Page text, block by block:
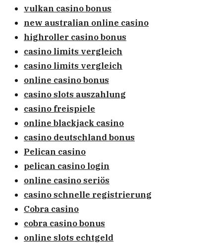
vulkan casino bonus
new australian online casino
highroller casino bonus
casino limits vergleich
casino limits vergleich
online casino bonus
casino slots auszahlung
casino freispiele
online blackjack casino
casino deutschland bonus
Pelican casino
pelican casino login
online casino seriös
casino schnelle registrierung
Cobra casino
cobra casino bonus
online slots echtgeld